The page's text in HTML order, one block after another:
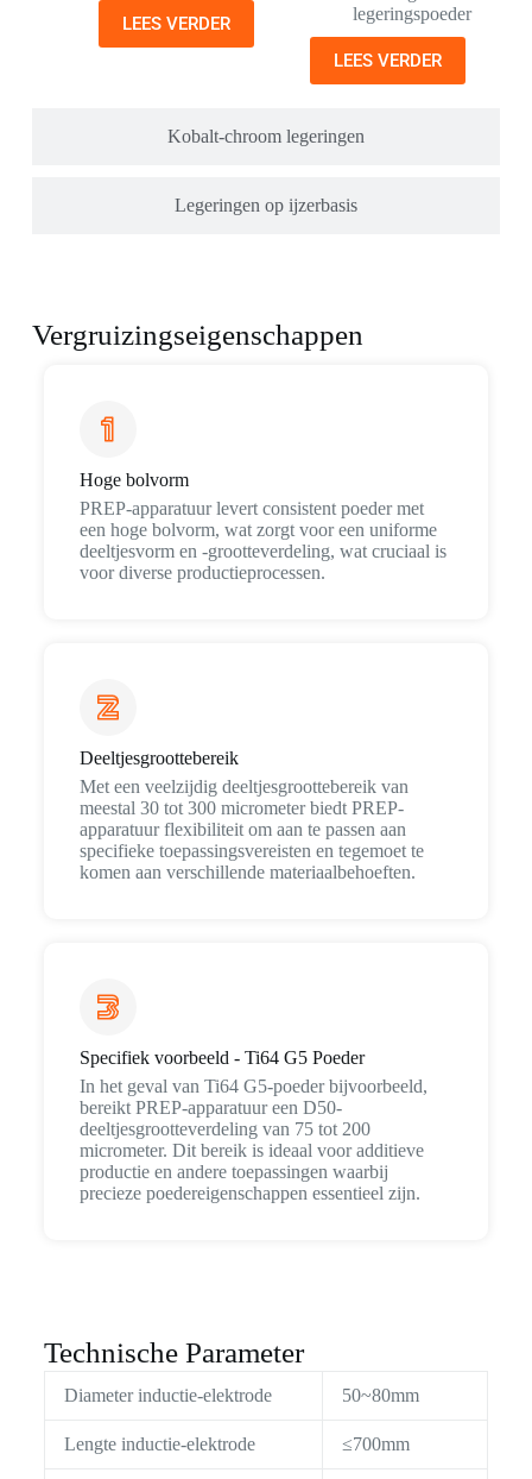
Kobalt-chroom legeringen
Legeringen op ijzerbasis
LEES VERDER
legeringspoeder
LEES VERDER
Vergruizingseigenschappen
Hoge bolvorm
PREP-apparatuur levert consistent poeder met
een hoge bolvorm, wat zorgt voor een uniforme
deeltjesvorm en -grootteverdeling, wat cruciaal is
voor diverse productieprocessen.
Deeltjesgroottebereik
Met een veelzijdig deeltjesgroottebereik van
meestal 30 tot 300 micrometer biedt PREP-
apparatuur flexibiliteit om aan te passen aan
specifieke toepassingsvereisten en tegemoet te
komen aan verschillende materiaalbehoeften.
Specifiek voorbeeld - Ti64 G5 Poeder
In het geval van Ti64 G5-poeder bijvoorbeeld,
bereikt PREP-apparatuur een D50-
deeltjesgrootteverdeling van 75 tot 200
micrometer. Dit bereik is ideaal voor additieve
productie en andere toepassingen waarbij
precieze poedereigenschappen essentieel zijn.
Technische Parameter
Diameter inductie-elektrode 50~80mm
Lengte inductie-elektrode ≤700mm